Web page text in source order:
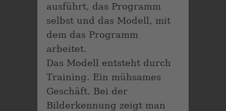
ausführt, das Programm
selbst und das Modell, mit
dem das Programm
arbeitet.
Das Modell entsteht durch
Training. Ein mühsames
Geschäft. Bei der
Bilderkennung zeigt man